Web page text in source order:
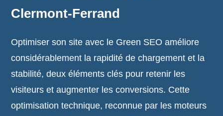
Clermont-Ferrand
Optimiser son site avec le Green SEO améliore
considérablement la rapidité de chargement et la
stabilité, deux éléments clés pour retenir les
visiteurs et augmenter les conversions. Cette
optimisation technique, reconnue par les moteurs